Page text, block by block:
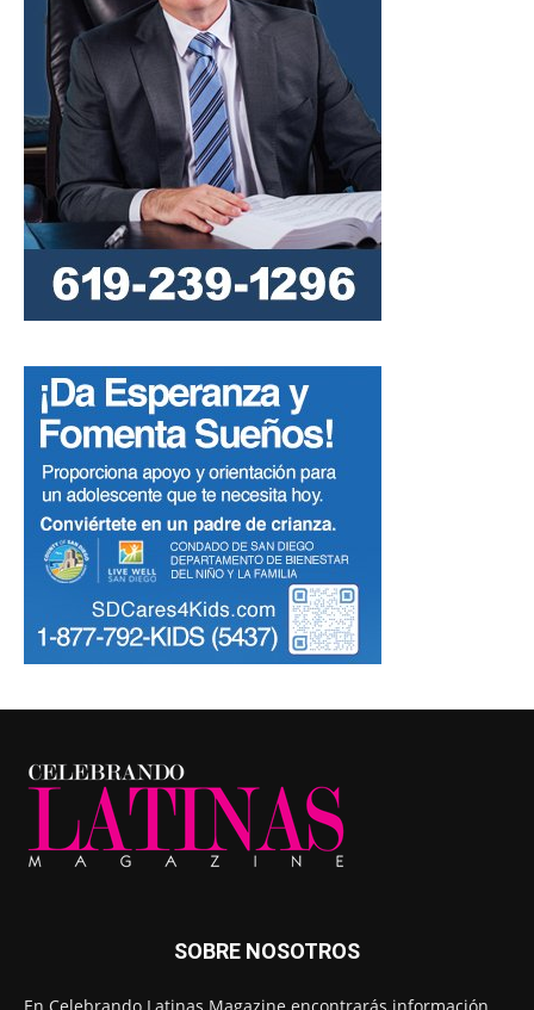
SOBRE NOSOTROS